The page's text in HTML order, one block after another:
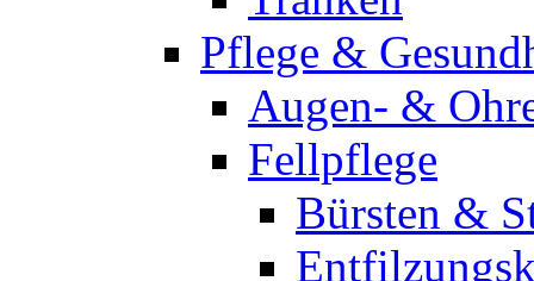
Pflege &
Augen- &
Fellpflege
Bürsten &